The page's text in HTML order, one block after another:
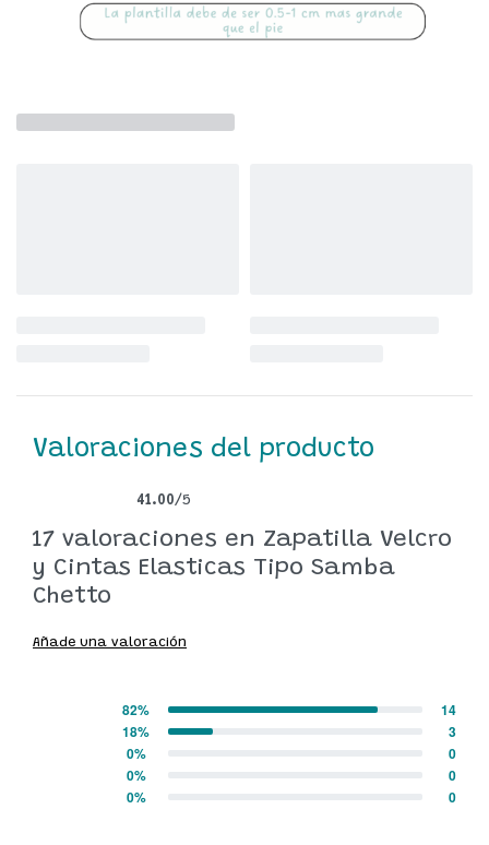
Valoraciones del producto
41.00/5
17 valoraciones en Zapatilla Velcro
y Cintas Elasticas Tipo Samba
Chetto
Añade una valoración
de 5
82% 14
18% 3
0% 0
0% 0
0% 0